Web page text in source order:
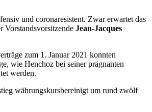
und coronaresistent. Zwar erwartet das
Vorstandsvorsitzende Jean-Jacques
zum 1. Januar 2021 konnten
wie Henchoz bei seiner prägnanten
werden.
währungskursbereinigt um rund zwölf